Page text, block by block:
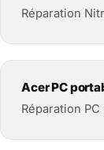
Réparation
Acer PC
Réparation